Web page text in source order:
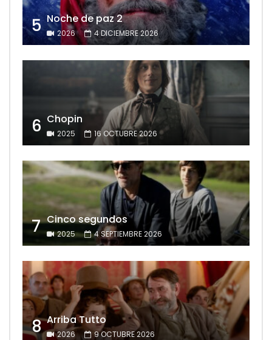
5 Noche de paz 2
2026 4 DICIEMBRE 2026
6 Chopin
2025 16 OCTUBRE 2026
7 Cinco segundos
2025 4 SEPTIEMBRE 2026
8 Arriba Tutto
2026 9 OCTUBRE 2026